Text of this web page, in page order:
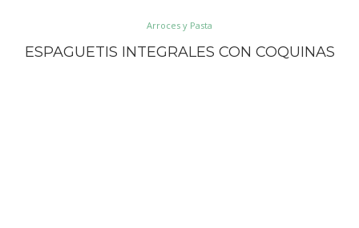
Arroces y Pasta
ESPAGUETIS INTEGRALES CON COQUINAS